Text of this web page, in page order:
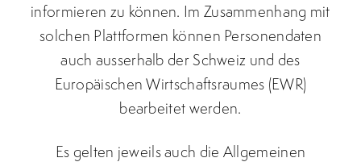
informieren zu können. Im Zusammenhang mit
solchen Plattformen können Personendaten
auch ausserhalb der Schweiz und des
Europäischen Wirtschaftsraumes (EWR)
bearbeitet werden.
Es gelten jeweils auch die Allgemeinen